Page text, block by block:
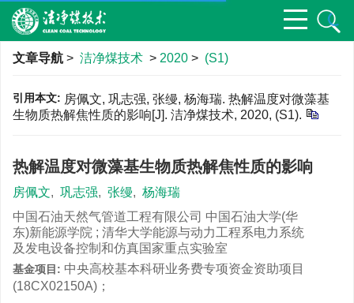
文章导航 > 洁净煤技术 > 2020 > (S1)
引用本文: 房佩文, 巩志强, 张缦, 杨海瑞. 热解温度对微藻基
生物质热解焦性质的影响[J]. 洁净煤技术, 2020, (S1).
热解温度对微藻基生物质热解焦性质的影响
房佩文, 巩志强, 张缦, 杨海瑞
中国石油天然气管道工程有限公司 中国石油大学(华
东)新能源学院 ; 清华大学能源与动力工程系电力系统
及发电设备控制和仿真国家重点实验室
基金项目: 中央高校基本科研业务费专项资金资助项目
(18CX02150A)；